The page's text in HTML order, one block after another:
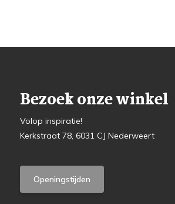
Bezoek onze winkel
Volop inspiratie!
Kerkstraat 78, 6031 CJ Nederweert
Openingstijden